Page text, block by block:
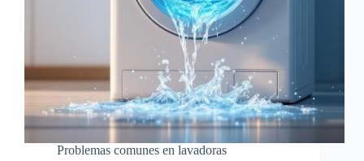
Problemas comunes en lavadoras